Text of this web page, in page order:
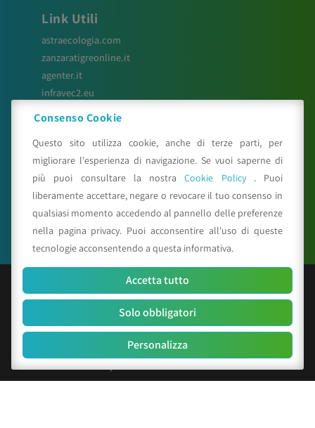
Link Utili
astraecologia.com
zanzaratigreonline.it
agenter.it
infravec2.eu
meteosystem.com
Seguici su
© Copyright 2025 CAA - all rights reserved
C.F. e P.IVA 01529451203
R.E.A. n. 342491/BO
Cap. Soc. Euro 156.000 i.v.
Consenso Cookie
Questo sito utilizza cookie, anche di terze parti, per
migliorare l'esperienza di navigazione. Se vuoi saperne di
più puoi consultare la nostraCookie Policy . Puoi
liberamente accettare, negare o revocare il tuo consenso in
qualsiasi momento accedendo al pannello delle preferenze
nella pagina privacy. Puoi acconsentire all'uso di queste
tecnologie acconsentendo a questa informativa.
Accetta tutto
Solo obbligatori
Personalizza